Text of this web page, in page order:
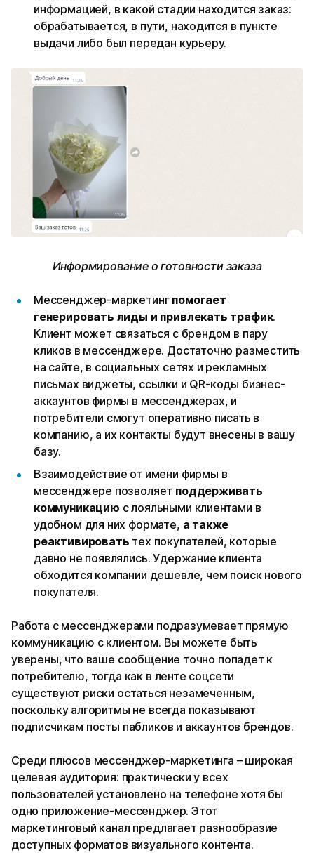
информацией, в какой стадии находится заказ:
обрабатывается, в пути, находится в пункте
выдачи либо был передан курьеру.
Информирование о готовности заказа
Мессенджер-маркетинг помогает
генерировать лиды и привлекать трафик.
Клиент может связаться с брендом в пару
кликов в мессенджере. Достаточно разместить
на сайте, в социальных сетях и рекламных
письмах виджеты, ссылки и QR-коды бизнес-
аккаунтов фирмы в мессенджерах, и
потребители смогут оперативно писать в
компанию, а их контакты будут внесены в вашу
базу.
Взаимодействие от имени фирмы в
мессенджере позволяет поддерживать
коммуникацию с лояльными клиентами в
удобном для них формате, а также
реактивировать тех покупателей, которые
давно не появлялись. Удержание клиента
обходится компании дешевле, чем поиск нового
покупателя.
Работа с мессенджерами подразумевает прямую
коммуникацию с клиентом. Вы можете быть
уверены, что ваше сообщение точно попадет к
потребителю, тогда как в ленте соцсети
существуют риски остаться незамеченным,
поскольку алгоритмы не всегда показывают
подписчикам посты пабликов и аккаунтов брендов.
Среди плюсов мессенджер-маркетинга – широкая
целевая аудитория: практически у всех
пользователей установлено на телефоне хотя бы
одно приложение-мессенджер. Этот
маркетинговый канал предлагает разнообразие
доступных форматов визуального контента.